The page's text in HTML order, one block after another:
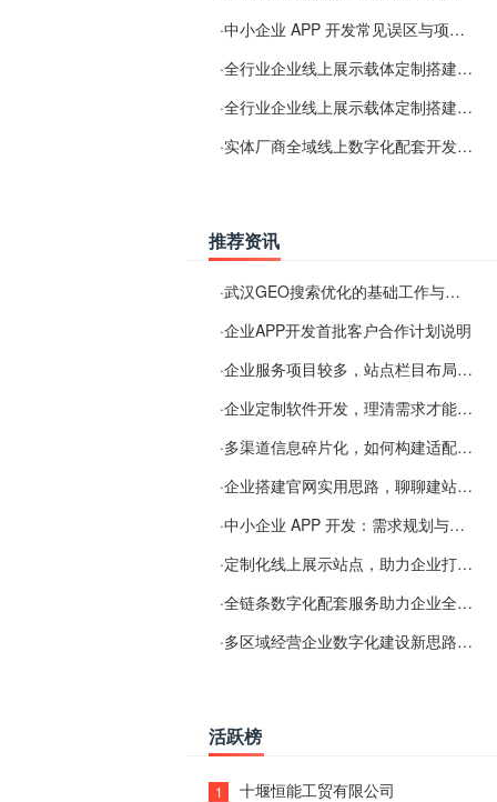
·中小企业 APP 开发常见误区与项目规划实用经验
·全行业企业线上展示载体定制搭建服务
·全行业企业线上展示载体定制搭建服务
·实体厂商全域线上数字化配套开发与地域检索优化服务
推荐资讯
·武汉GEO搜索优化的基础工作与实施思路
·企业APP开发首批客户合作计划说明
·企业服务项目较多，站点栏目布局规划参考思路
·企业定制软件开发，理清需求才能提升数字化落地效率
·多渠道信息碎片化，如何构建适配 AI 检索的品牌信息源
·企业搭建官网实用思路，聊聊建站容易忽视的问题
·中小企业 APP 开发：需求规划与项目落地避坑经验分享
·定制化线上展示站点，助力企业打通线上经营渠道
·全链条数字化配套服务助力企业全域线上经营
·多区域经营企业数字化建设新思路：多端载体与地域检索一体化落地思路分享
活跃榜
1 十堰恒能工贸有限公司